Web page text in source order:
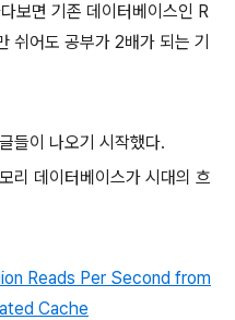
보면 기존 데이터베이스인 R
쉬어도 공부가 2배가 되는 기
들이 나오기 시작했다.
리 데이터베이스가 시대의 흐
Reads Per Second from
Cache